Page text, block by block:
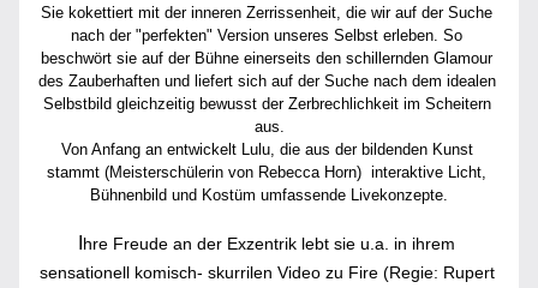
Sie kokettiert mit der inneren Zerrissenheit, die wir auf der Suche
nach der "perfekten" Version unseres Selbst erleben. So
beschwört sie auf der Bühne einerseits den schillernden Glamour
des Zauberhaften und liefert sich auf der Suche nach dem idealen
Selbstbild gleichzeitig bewusst der Zerbrechlichkeit im Scheitern
aus.
Von Anfang an entwickelt Lulu, die aus der bildenden Kunst
stammt (Meisterschülerin von Rebecca Horn)  interaktive Licht,
Bühnenbild und Kostüm umfassende Livekonzepte.
hre Freude an der Exzentrik lebt sie u.a. in ihrem
sensationell komisch- skurrilen Video zu Fire (Regie: Rupert